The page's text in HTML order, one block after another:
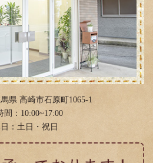
年10月
年9月
2018年8月
年4月
年2月 (11)
年1月 (4)
県 高崎市石原町1065-1
間：10:00~17:00
：土日・祝日